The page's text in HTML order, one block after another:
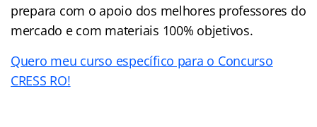
prepara com o apoio dos melhores professores do
mercado e com materiais 100% objetivos.
Quero meu curso específico para o Concurso
CRESS RO!